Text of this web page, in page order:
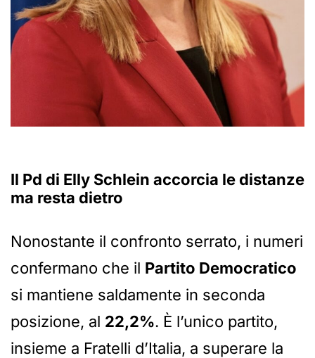
Il Pd di Elly Schlein accorcia le distanze
ma resta dietro
Nonostante il confronto serrato, i numeri
confermano che il Partito Democratico
si mantiene saldamente in seconda
posizione, al 22,2%. È l’unico partito,
insieme a Fratelli d’Italia, a superare la